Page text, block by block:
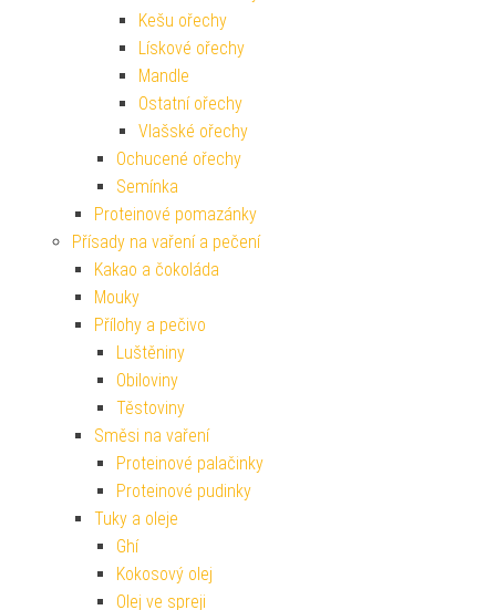
Kešu ořechy
Lískové ořechy
Mandle
Ostatní ořechy
Vlašské ořechy
Ochucené ořechy
Semínka
Proteinové pomazánky
Přísady na vaření a pečení
Kakao a čokoláda
Mouky
Přílohy a pečivo
Luštěniny
Obiloviny
Těstoviny
Směsi na vaření
Proteinové palačinky
Proteinové pudinky
Tuky a oleje
Ghí
Kokosový olej
Olej ve spreji